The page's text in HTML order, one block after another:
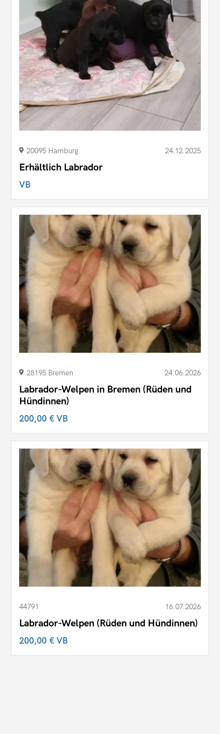
20095 Hamburg 24.12.2025
Erhältlich Labrador
VB
28195 Bremen 24.06.2026
Labrador-Welpen in Bremen (Rüden und
Hündinnen)
200,00 €VB
44791 16.07.2026
Labrador-Welpen (Rüden und Hündinnen)
200,00 €VB